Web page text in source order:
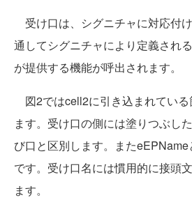
受け口は、シグニチャに対応付
通してシグニチャにより定義され
が提供する機能が呼出されます。
図2ではcell2に引き込まれている
ます。受け口の側には塗りつぶし
び口と区別します。また
です。受け口名には慣用的に接頭
ます。